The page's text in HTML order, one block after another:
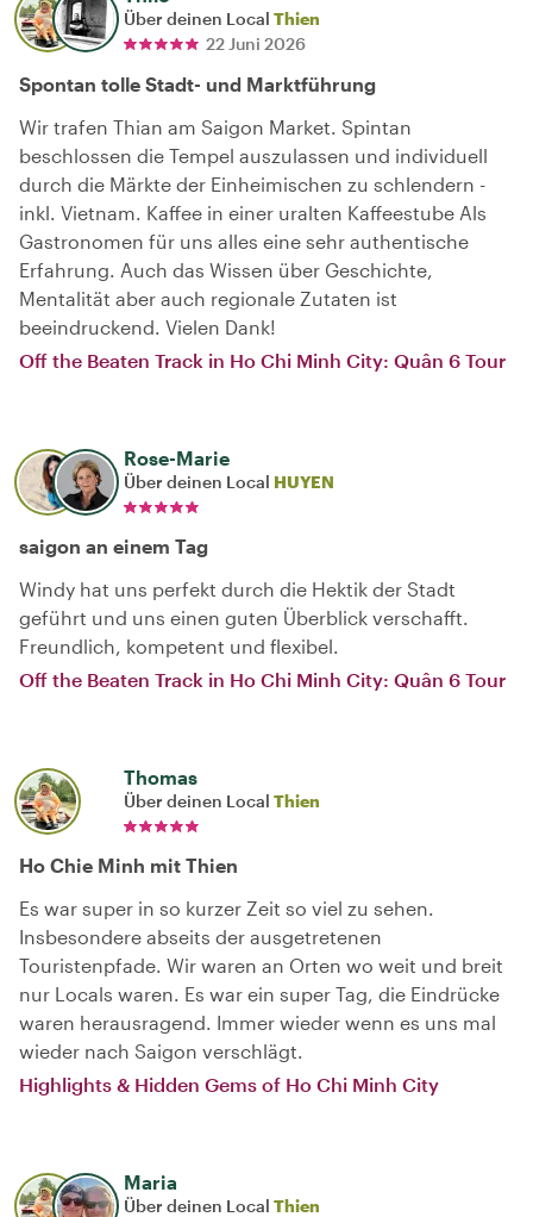
Über deinen Local Thien
22 Juni 2026
Spontan tolle Stadt- und Marktführung
Wir trafen Thian am Saigon Market. Spintan
beschlossen die Tempel auszulassen und individuell
durch die Märkte der Einheimischen zu schlendern -
inkl. Vietnam. Kaffee in einer uralten Kaffeestube Als
Gastronomen für uns alles eine sehr authentische
Erfahrung. Auch das Wissen über Geschichte,
Mentalität aber auch regionale Zutaten ist
beeindruckend. Vielen Dank!
Off the Beaten Track in Ho Chi Minh City: Quân 6 Tour
Rose-Marie
Über deinen Local HUYEN
saigon an einem Tag
Windy hat uns perfekt durch die Hektik der Stadt
geführt und uns einen guten Überblick verschafft.
Freundlich, kompetent und flexibel.
Off the Beaten Track in Ho Chi Minh City: Quân 6 Tour
Thomas
Über deinen Local Thien
Ho Chie Minh mit Thien
Es war super in so kurzer Zeit so viel zu sehen.
Insbesondere abseits der ausgetretenen
Touristenpfade. Wir waren an Orten wo weit und breit
nur Locals waren. Es war ein super Tag, die Eindrücke
waren herausragend. Immer wieder wenn es uns mal
wieder nach Saigon verschlägt.
Highlights & Hidden Gems of Ho Chi Minh City
Maria
Über deinen Local Thien